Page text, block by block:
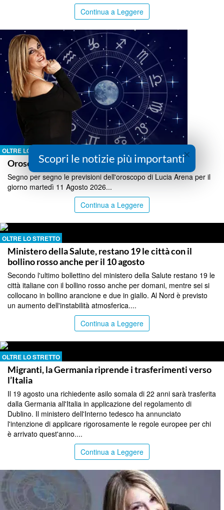
Continua a Leggere
OLTRE LO STRETTO
Oroscopo martedì 11 Agosto 2026
Segno per segno le previsioni dell'oroscopo di Lucia Arena per il
giorno martedì 11 Agosto 2026...
Continua a Leggere
OLTRE LO STRETTO
Ministero della Salute, restano 19 le città con il
bollino rosso anche per il 10 agosto
Secondo l'ultimo bollettino del ministero della Salute restano 19 le
città italiane con il bollino rosso anche per domani, mentre sei si
collocano in bollino arancione e due in giallo. Al Nord è previsto
un aumento dell'instabilità atmosferica....
Continua a Leggere
OLTRE LO STRETTO
Migranti, la Germania riprende i trasferimenti verso
l’Italia
Il 19 agosto una richiedente asilo somala di 22 anni sarà trasferita
dalla Germania all'Italia in applicazione del regolamento di
Dublino. Il ministero dell'Interno tedesco ha annunciato
l'intenzione di applicare rigorosamente le regole europee per chi
è arrivato quest'anno....
Continua a Leggere
×
Scopri le notizie più importanti